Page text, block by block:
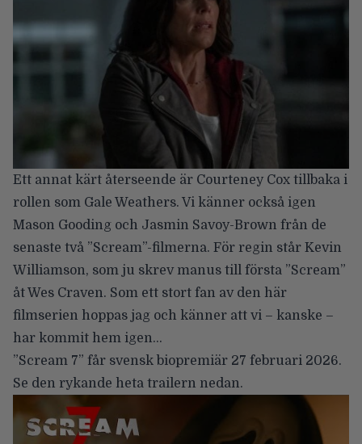
Ett annat kärt återseende är Courteney Cox tillbaka i
rollen som Gale Weathers. Vi känner också igen
Mason Gooding och Jasmin Savoy-Brown från de
senaste två ”Scream”-filmerna. För regin står Kevin
Williamson, som ju skrev manus till första ”Scream”
åt Wes Craven. Som ett stort fan av den här
filmserien hoppas jag och känner att vi – kanske –
har kommit hem igen…
”Scream 7” får svensk biopremiär 27 februari 2026.
Se den rykande heta trailern nedan.